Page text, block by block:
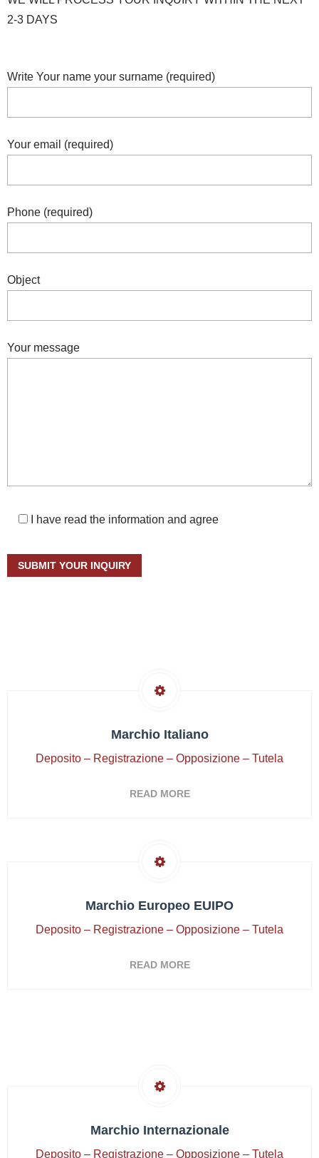
2-3 DAYS
Write Your name your surname (required)
Your email (required)
Phone (required)
Object
Your message
I have read the information and agree
Marchio Italiano
Deposito – Registrazione – Opposizione – Tutela
READ MORE
Marchio Europeo EUIPO
Deposito – Registrazione – Opposizione – Tutela
READ MORE
Marchio Internazionale
Deposito – Registrazione – Opposizione – Tutela